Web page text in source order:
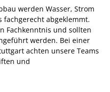
werden Wasser, Strom
fachgerecht abgeklemmt.
Fachkenntnis und sollten
werden. Bei einer
achten unsere Teams
und